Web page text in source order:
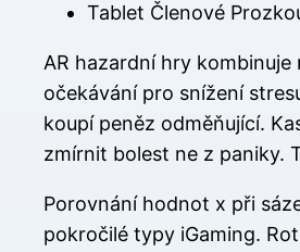
Tablet Členové
AR hazardní hry
očekávání pro snížení
koupí peněz odměňující.
zmírnit bolest ne z paniky.
Porovnání hodnot x při
pokročilé typy iGaming.